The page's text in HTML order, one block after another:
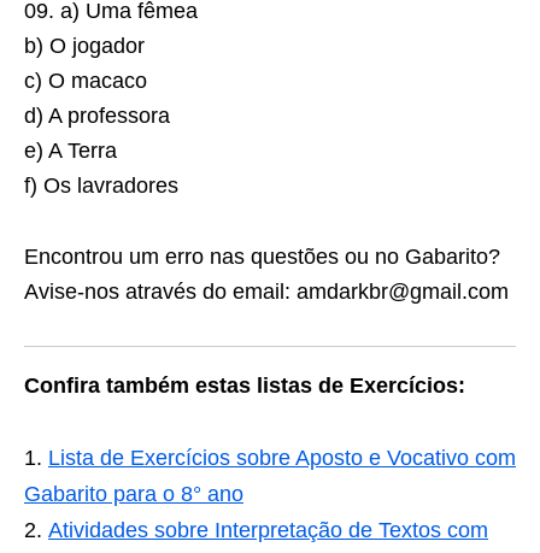
09. a) Uma fêmea
b) O jogador
c) O macaco
d) A professora
e) A Terra
f) Os lavradores
Encontrou um erro nas questões ou no Gabarito?
Avise-nos através do email: amdarkbr@gmail.com
Confira também estas listas de Exercícios:
Lista de Exercícios sobre Aposto e Vocativo com
Gabarito para o 8° ano
Atividades sobre Interpretação de Textos com